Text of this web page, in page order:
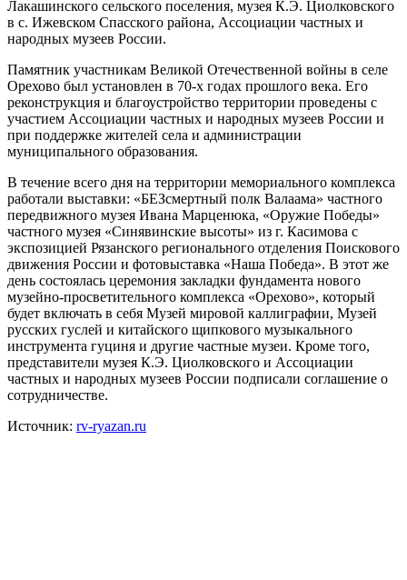
Лакашинского сельского поселения, музея К.Э. Циолковского
в с. Ижевском Спасского района, Ассоциации частных и
народных музеев России.
Памятник участникам Великой Отечественной войны в селе
Орехово был установлен в 70-х годах прошлого века. Его
реконструкция и благоустройство территории проведены с
участием Ассоциации частных и народных музеев России и
при поддержке жителей села и администрации
муниципального образования.
В течение всего дня на территории мемориального комплекса
работали выставки: «БЕЗсмертный полк Валаама» частного
передвижного музея Ивана Марценюка, «Оружие Победы»
частного музея «Синявинские высоты» из г. Касимова с
экспозицией Рязанского регионального отделения Поискового
движения России и фотовыставка «Наша Победа». В этот же
день состоялась церемония закладки фундамента нового
музейно-просветительного комплекса «Орехово», который
будет включать в себя Музей мировой каллиграфии, Музей
русских гуслей и китайского щипкового музыкального
инструмента гуциня и другие частные музеи. Кроме того,
представители музея К.Э. Циолковского и Ассоциации
частных и народных музеев России подписали соглашение о
сотрудничестве.
Источник: rv-ryazan.ru